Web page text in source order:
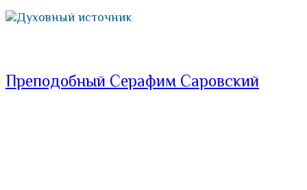
Духовный источник
Преподобный Серафим Саровский